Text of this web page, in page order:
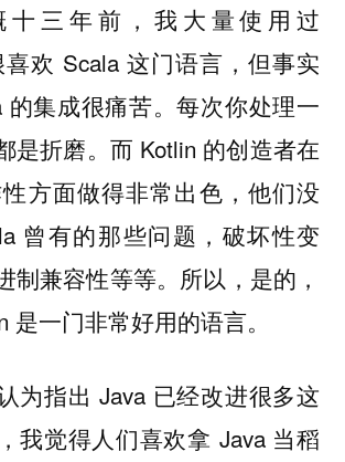
十三年前，我大量使用过
欢 Scala 这门语言，但事实
的集成很痛苦。每次你处理一
是折磨。而 Kotlin 的创造者在
方面做得非常出色，他们没
曾有的那些问题，破坏性变
制兼容性等等。所以，是的，
是一门非常好用的语言。
为指出 Java 已经改进很多这
我觉得人们喜欢拿 Java 当稻